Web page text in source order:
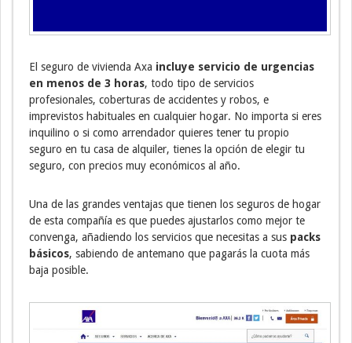
El seguro de vivienda Axa incluye servicio de urgencias
en menos de 3 horas, todo tipo de servicios
profesionales, coberturas de accidentes y robos, e
imprevistos habituales en cualquier hogar. No importa si eres
inquilino o si como arrendador quieres tener tu propio
seguro en tu casa de alquiler, tienes la opción de elegir tu
seguro, con precios muy económicos al año.
Una de las grandes ventajas que tienen los seguros de hogar
de esta compañía es que puedes ajustarlos como mejor te
convenga, añadiendo los servicios que necesitas a sus packs
básicos, sabiendo de antemano que pagarás la cuota más
baja posible.